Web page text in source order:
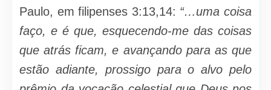
Paulo, em filipenses 3:13,14: “…uma coisa
faço, e é que, esquecendo-me das coisas
que atrás ficam, e avançando para as que
estão adiante, prossigo para o alvo pelo